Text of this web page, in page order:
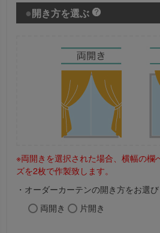
開き方を選ぶ
※両開きを選択された場合、横幅の欄
ズを2枚で作製致します。
・オーダーカーテンの開き方をお選
両開き 片開き